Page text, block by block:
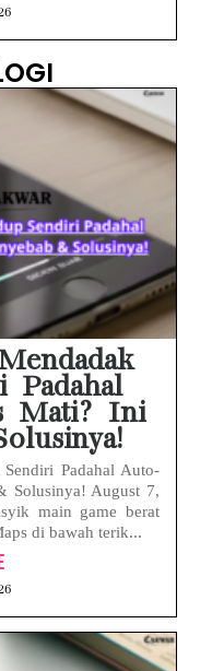
Padahal
Mati? Ini
Padahal Auto-
Solusinya! August 7,
main game berat
di bawah terik...